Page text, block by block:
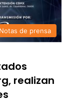
Notas de prensa
realizan